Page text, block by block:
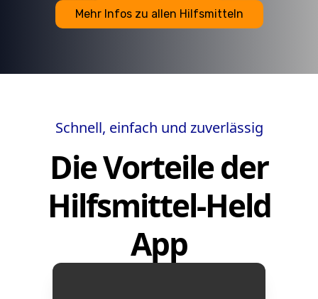
Mehr Infos zu allen Hilfsmitteln
Schnell, einfach und zuverlässig
Die Vorteile der
Hilfsmittel-Held
App